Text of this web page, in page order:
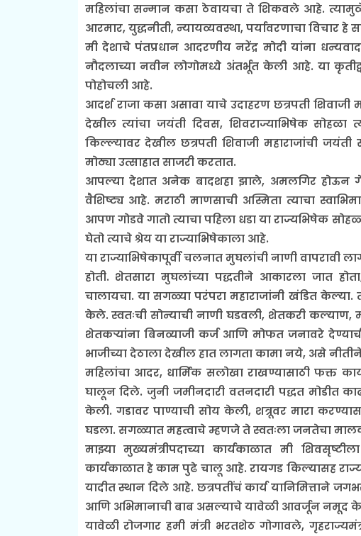
महिलांचा सन्मान कसा ठेवायचा ते शिकवले आहे.
आरमार, युद्धनीती, न्यायव्यवस्था, पर्यावरणाचा
मी देशाचे पंतप्रधान आदरणीय नरेंद्र मोदी यांना धन्यवाद
नौदलाच्या नवीन लोगोमध्ये अंतर्भूत केली आहे. या
पोहोचली आहे.
आदर्श राजा कसा असावा याचे उदाहरण छत्रपती
देखील त्यांचा जयंती दिवस, शिवराज्याभिषेक सोहळा
किल्ल्यावर देखील छत्रपती शिवाजी महाराजांची
मोठ्या उत्साहात साजरी करतात.
आपल्या देशात अनेक बादशहा झाले, अमलगिर होऊन
वैशिष्ट्य आहे. मराठी माणसाची अस्मिता त्याचा
आपण गोडवे गातो त्याचा पहिला धडा या राज्यभिषेक
घेतो त्याचे श्रेय या राज्याभिषेकाला आहे.
या राज्याभिषेकापूर्वी चलनात मुघलांची नाणी वापरावी
होती. शेतसारा मुघलांच्या पद्धतीने आकारला जात
चालायचा. या सगळ्या परंपरा महाराजांनी खंडित
केले. स्वतःची सोन्याची नाणी घडवली, शेतकरी कल्याण,
शेतकऱ्यांना बिनव्याजी कर्ज आणि मोफत जनावरे
भाजीच्या देठाला देखील हात लागता कामा नये, असे
महिलांचा आदर, धार्मिक सलोखा राखण्यासाठी फक्त
घालून दिले. जुनी जमीनदारी वतनदारी पद्धत मोडीत
केली. गडावर पाण्याची सोय केली, शत्रूवर मारा
घडला. सगळ्यात महत्वाचे म्हणजे ते स्वतःला जनतेचा
माझ्या मुख्यमंत्रीपदाच्या कार्यकाळात मी
कार्यकाळात हे काम पुढे चालू आहे. रायगड किल्यासह
यादीत स्थान दिले आहे. छत्रपतींचं कार्य यानिमित्ताने
आणि अभिमानाची बाब असल्याचे यावेळी आवर्जून नमूद
यावेळी रोजगार हमी मंत्री भरतशेठ गोगावले,